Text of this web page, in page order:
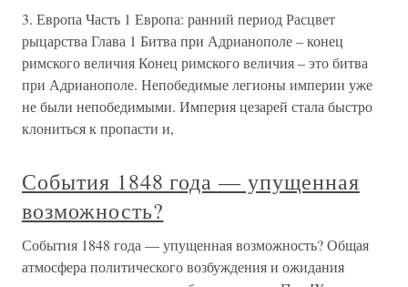
3. Европа Часть 1 Европа: ранний период Расцвет
рыцарства Глава 1 Битва при Адрианополе – конец
римского величия Конец римского величия – это битва
при Адрианополе. Непобедимые легионы империи уже
не были непобедимыми. Империя цезарей стала быстро
клониться к пропасти и,
События 1848 года — упущенная
возможность?
События 1848 года — упущенная возможность? Общая
атмосфера политического возбуждения и ожидания